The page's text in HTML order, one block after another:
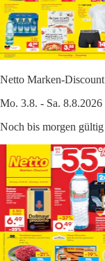
Netto Marken-Discount
Mo. 3.8. - Sa. 8.8.2026
Noch bis morgen gültig